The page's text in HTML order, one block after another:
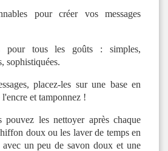
pour créer vos messages
pour tous les goûts : simples,
sophistiquées.
placez-les sur une base en
et tamponnez !
pouvez les nettoyer après chaque
doux ou les laver de temps en
avec un peu de savon doux et une